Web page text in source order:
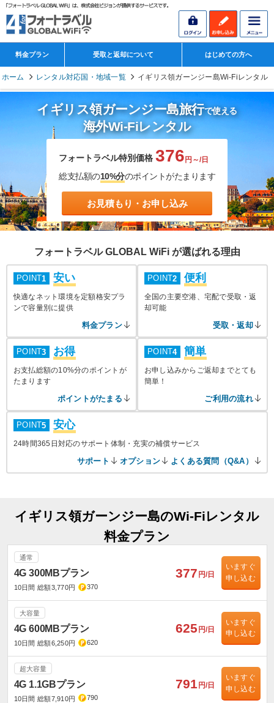
料金プラン 受取と返却について はじめての方へ
ホーム レンタル対応国・地域一覧 イギリス領ガーンジー島Wi-Fiレンタル
イギリス領ガーンジー島旅行で使える
海外Wi-Fiレンタル
フォートラベル特別価格 376円～/日
総支払額の10%分のポイントがたまります
お見積もり・お申し込み
フォートラベル GLOBAL WiFi が選ばれる理由
POINT1 安い
快適なネット環境を定額格安プラ
ンで容量別に提供
料金プラン
POINT2 便利
全国の主要空港、宅配で受取・返
却可能
受取・返却
POINT3 お得
お支払総額の10%分のポイントが
たまります
ポイントがたまる
POINT4 簡単
お申し込みからご返却までとても
簡単！
ご利用の流れ
POINT5 安心
24時間365日対応のサポート体制・充実の補償サービス
サポート オプション よくある質問（Q&A）
イギリス領ガーンジー島のWi-Fiレンタル
料金プラン
通常
4G 300MBプラン
10日間 総額3,770円 370
377 円/日
いますぐ
申し込む
大容量
4G 600MBプラン
10日間 総額6,250円 620
625 円/日
いますぐ
申し込む
超大容量
4G 1.1GBプラン
10日間 総額7,910円 790
791 円/日
いますぐ
申し込む